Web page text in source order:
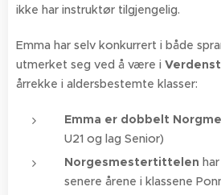
ikke har instruktør tilgjengelig.
Emma har selv konkurrert i både
utmerket seg ved å være i
årrekke i aldersbestemte klasser:
Emma er dobbelt Norg
U21 og lag Senior)
Norgesmestertittelen
senere årene i klassene